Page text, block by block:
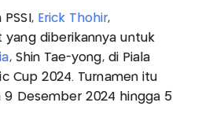
Erick Thohir,
diberikannya untuk
, Shin Tae-yong, di Piala
Cup 2024. Turnamen itu
9 Desember 2024 hingga 5